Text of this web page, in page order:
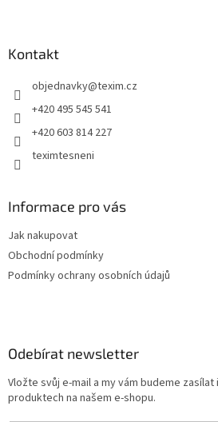
Kontakt
objednavky@texim.cz
+420 495 545 541
+420 603 814 227
teximtesneni
Informace pro vás
Jak nakupovat
Obchodní podmínky
Podmínky ochrany osobních údajů
Odebírat newsletter
Vložte svůj e-mail a my vám budeme
produktech na našem e-shopu.